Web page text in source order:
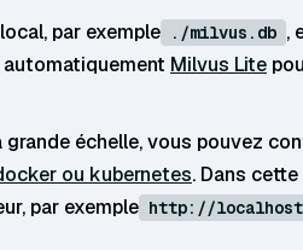
par exemple ./milvus.db ,
Milvus Lite
échelle, vous pouvez
ou kubernetes. Dans
par exemple http://